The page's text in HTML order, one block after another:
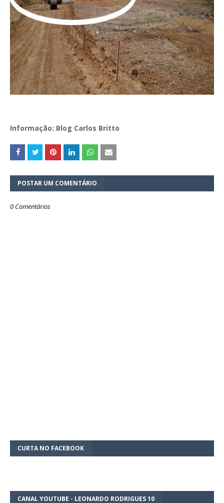
Informação: Blog Carlos Britto
POSTAR UM COMENTÁRIO
0 Comentários
CURTA NO FACEBOOK
CANAL YOUTUBE - LEONARDO RODRIGUES 10